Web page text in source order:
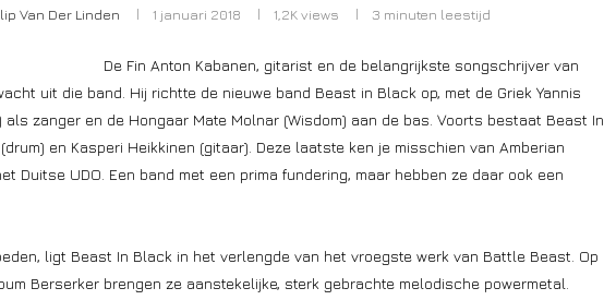
Van Der Linden 1 januari 2018 1,2K views 3 minuten leestijd
De Fin Anton Kabanen, gitarist en de belangrijkste songschrijver van
uit die band. Hij richtte de nieuwe band Beast in Black op, met de Griek Yannis
als zanger en de Hongaar Mate Molnar (Wisdom) aan de bas. Voorts bestaat Beast In
en Kasperi Heikkinen (gitaar). Deze laatste ken je misschien van Amberian
Duitse UDO. Een band met een prima fundering, maar hebben ze daar ook een
ligt Beast In Black in het verlengde van het vroegste werk van Battle Beast. Op
Berserker brengen ze aanstekelijke, sterk gebrachte melodische powermetal.